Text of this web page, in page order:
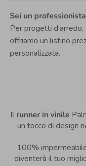
Sei un
Per progetti d'arredo,
offriamo un listino
personalizzata.
Il runner in vinile
un tocco di design
100%
diventerà il tuo